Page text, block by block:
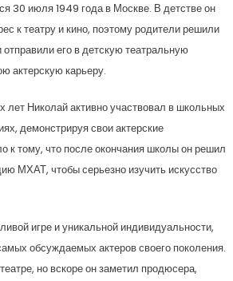
30 июля 1949 года в Москве. В детстве он
к театру и кино, поэтому родители решили
отправили его в детскую театральную
актерскую карьеру.
лет Николай активно участвовал в школьных
демонстрируя свои актерские
к тому, что после окончания школы он решил
МХАТ, чтобы серьезно изучить искусство
игре и уникальной индивидуальности,
обсуждаемых актеров своего поколения.
но вскоре он заметил продюсера,